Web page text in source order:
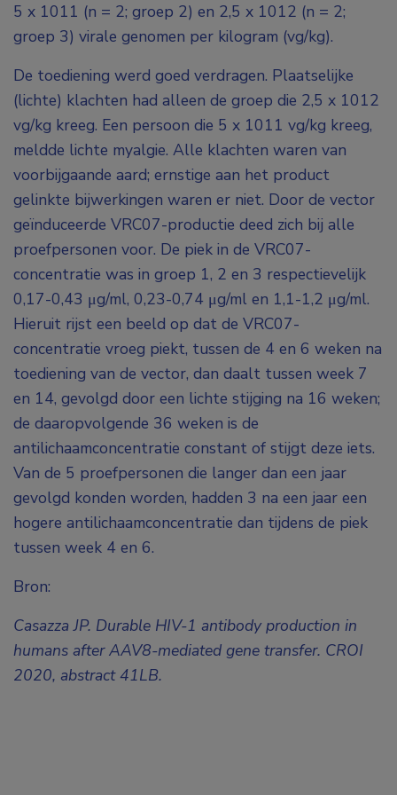
5 x 1011 (n = 2; groep 2) en 2,5 x 1012 (n = 2;
groep 3) virale genomen per kilogram (vg/kg).
De toediening werd goed verdragen. Plaatselijke
(lichte) klachten had alleen de groep die 2,5 x 1012
vg/kg kreeg. Een persoon die 5 x 1011 vg/kg kreeg,
meldde lichte myalgie. Alle klachten waren van
voorbijgaande aard; ernstige aan het product
gelinkte bijwerkingen waren er niet. Door de vector
geïnduceerde VRC07-productie deed zich bij alle
proefpersonen voor. De piek in de VRC07-
concentratie was in groep 1, 2 en 3 respectievelijk
0,17-0,43 μg/ml, 0,23-0,74 μg/ml en 1,1-1,2 μg/ml.
Hieruit rijst een beeld op dat de VRC07-
concentratie vroeg piekt, tussen de 4 en 6 weken na
toediening van de vector, dan daalt tussen week 7
en 14, gevolgd door een lichte stijging na 16 weken;
de daaropvolgende 36 weken is de
antilichaamconcentratie constant of stijgt deze iets.
Van de 5 proefpersonen die langer dan een jaar
gevolgd konden worden, hadden 3 na een jaar een
hogere antilichaamconcentratie dan tijdens de piek
tussen week 4 en 6.
Bron:
Casazza JP. Durable HIV-1 antibody production in
humans after AAV8-mediated gene transfer. CROI
2020, abstract 41LB.